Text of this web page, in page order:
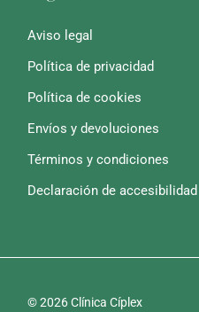
Aviso legal
Política de privacidad
Política de cookies
Envíos y devoluciones
Términos y condiciones
Declaración de accesibilidad
© 2026 Clínica Cíplex